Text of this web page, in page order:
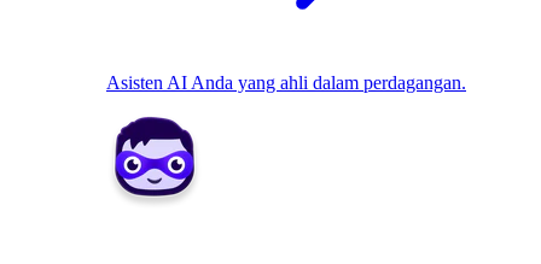
Asisten AI Anda yang ahli dalam perdagangan.